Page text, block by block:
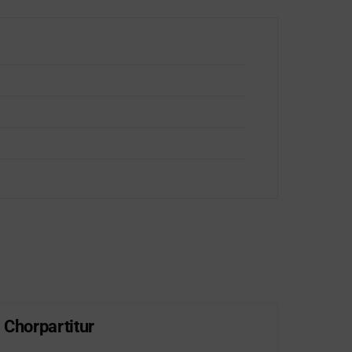
Chorpartitur